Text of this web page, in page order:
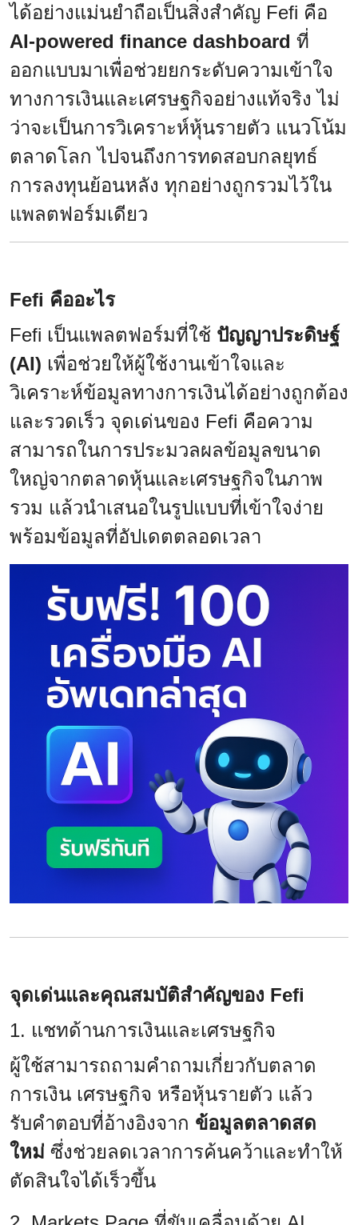
ได้อย่างแม่นยำถือเป็นสิ่งสำคัญ Fefi คือ
AI-powered finance dashboard ที่
ออกแบบมาเพื่อช่วยยกระดับความเข้าใจ
ทางการเงินและเศรษฐกิจอย่างแท้จริง ไม่
ว่าจะเป็นการวิเคราะห์หุ้นรายตัว แนวโน้ม
ตลาดโลก ไปจนถึงการทดสอบกลยุทธ์
การลงทุนย้อนหลัง ทุกอย่างถูกรวมไว้ใน
แพลตฟอร์มเดียว
Fefi คืออะไร
Fefi เป็นแพลตฟอร์มที่ใช้ ปัญญาประดิษฐ์
(AI) เพื่อช่วยให้ผู้ใช้งานเข้าใจและ
วิเคราะห์ข้อมูลทางการเงินได้อย่างถูกต้อง
และรวดเร็ว จุดเด่นของ Fefi คือความ
สามารถในการประมวลผลข้อมูลขนาด
ใหญ่จากตลาดหุ้นและเศรษฐกิจในภาพ
รวม แล้วนำเสนอในรูปแบบที่เข้าใจง่าย
พร้อมข้อมูลที่อัปเดตตลอดเวลา
จุดเด่นและคุณสมบัติสำคัญของ Fefi
1. แชทด้านการเงินและเศรษฐกิจ
ผู้ใช้สามารถถามคำถามเกี่ยวกับตลาด
การเงิน เศรษฐกิจ หรือหุ้นรายตัว แล้ว
รับคำตอบที่อ้างอิงจาก ข้อมูลตลาดสด
ใหม่ ซึ่งช่วยลดเวลาการค้นคว้าและทำให้
ตัดสินใจได้เร็วขึ้น